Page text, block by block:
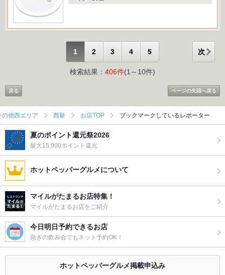
次
1 2 3 4 5
検索結果： 406件(1～10件)
戻る ページの先頭へ戻る
他西エリア 西新 お店TOP ブックマークしているレポーター
夏のポイント還元祭2026
最大15,000ポイント還元
ホットペッパーグルメについて
マイルがたまるお店特集！
マイルがたまるお店をご紹介
今日明日予約できるお店
急ぎの飲み会でもネット予約OK！
ホットペッパーグルメ掲載申込み